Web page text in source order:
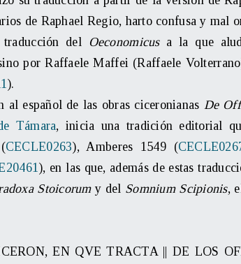
de Raphael Regio, harto confusa y mal
del Oeconomicus a la que
por Raffaele Maffei (Raffaele
).
español de las obras ciceronianas De
Támara, inicia una tradición editorial
CECLE0263), Amberes 1549 (
), en las que, además de estas
Stoicorumy del Somnium Scipionis,
EN QVE TRACTA || DE LOS